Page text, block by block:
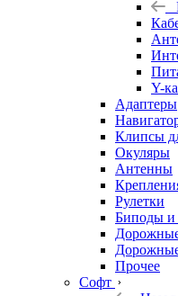
Y-
Адаптеры
Клипсы
Окуляры
Антенны
Рулетки
Биподы и
Прочее
Софт